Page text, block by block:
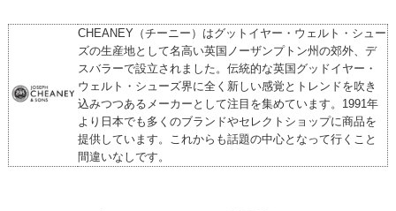
CHEANEY（チーニー）はグットイヤー・ウェルト・シュー
ズの生産地として名高い英国ノーザンプトン州の郊外、デ
スバラーで設立されました。伝統的な英国グッドイヤー・
ウェルト・シューズ界に全く新しい感覚とトレンドを吹き
込みつつあるメーカーとして注目を集めています。1991年
より日本でも多くのブランドやセレクトショップに商品を
提供しています。これからも話題の中心となって行くこと
間違いなしです。